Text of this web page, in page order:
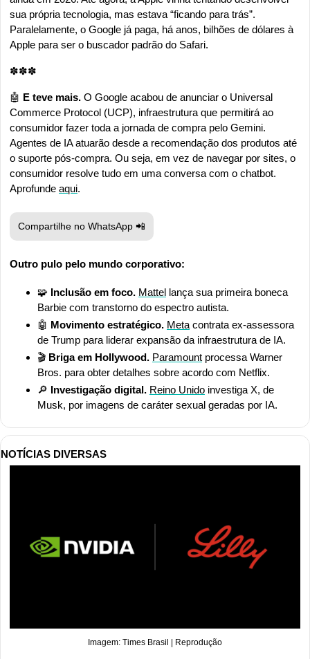
sua própria tecnologia, mas estava “ficando para trás”.
Paralelamente, o Google já paga, há anos, bilhões de dólares à
Apple para ser o buscador padrão do Safari.
✽✽✽
🤖 E teve mais. O Google acabou de anunciar o Universal
Commerce Protocol (UCP), infraestrutura que permitirá ao
consumidor fazer toda a jornada de compra pelo Gemini.
Agentes de IA atuarão desde a recomendação dos produtos até
o suporte pós-compra. Ou seja, em vez de navegar por sites, o
consumidor resolve tudo em uma conversa com o chatbot.
Aprofunde aqui.
Compartilhe no WhatsApp 📲
Outro pulo pelo mundo corporativo:
🧩 Inclusão em foco. Mattel lança sua primeira boneca
Barbie com transtorno do espectro autista.
🤖 Movimento estratégico. Meta contrata ex-assessora
de Trump para liderar expansão da infraestrutura de IA.
🎬 Briga em Hollywood. Paramount processa Warner
Bros. para obter detalhes sobre acordo com Netflix.
🔎 Investigação digital. Reino Unido investiga X, de
Musk, por imagens de caráter sexual geradas por IA.
NOTÍCIAS DIVERSAS
Imagem: Times Brasil | Reprodução